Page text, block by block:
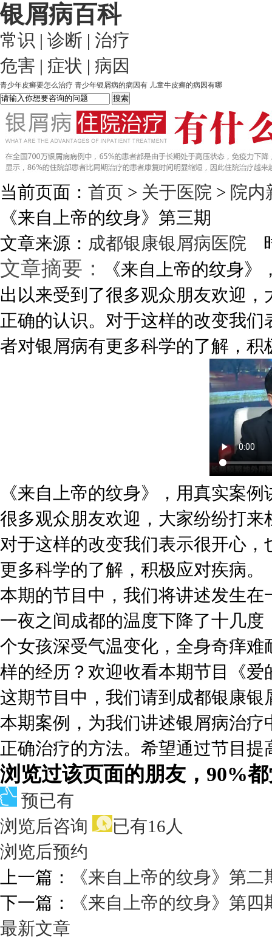
银屑病百科
常识 | 诊断 | 治疗
危害 | 症状 | 病因
青少年皮癣要怎么治疗 青少年银屑病的病因有 儿童牛皮癣的病因有哪
当前页面： 首页 > 关于医院 > 院内
《来自上帝的纹身》第三期
文章来源： 成都银康银屑病医院
文章摘要：
《来自上帝的纹身
出以来受到了很多观众朋友欢迎
正确的认识。对于这样的改变我
者对银屑病有更多科学的了解，积
《来自上帝的纹身》，用真实案
很多观众朋友欢迎，大家纷纷打
对于这样的改变我们表示很开心
更多科学的了解，积极应对疾病。
本期的节目中，我们将讲述发生
一夜之间成都的温度下降了十几
个女孩深受气温变化，全身奇痒
样的经历？欢迎收看本期节目《爱
这期节目中，我们请到成都银康
本期案例，为我们讲述银屑病治
正确治疗的方法。希望通过节目
浏览过该页面的朋友，90%
预已有
浏览后咨询
已有16人
浏览后预约
上一篇：
《来自上帝的纹身》第二
下一篇：
《来自上帝的纹身》第四
最新文章